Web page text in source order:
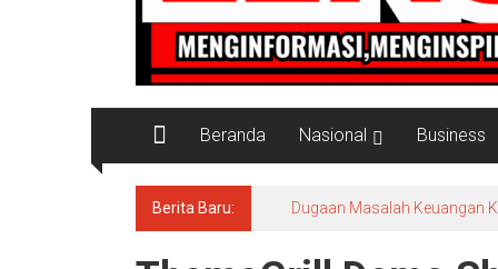
Beranda Nasional Business
Berita Baru: Dugaan Masalah Keuangan